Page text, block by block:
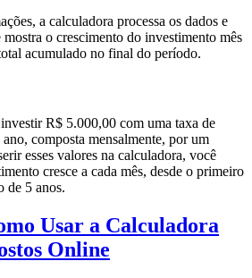
a calculadora processa os dados e
o crescimento do investimento mês
acumulado no final do período.
R$ 5.000,00 com uma taxa de
composta mensalmente, por um
esses valores na calculadora, você
cresce a cada mês, desde o primeiro
de 5 anos.
Usar a Calculadora
Online